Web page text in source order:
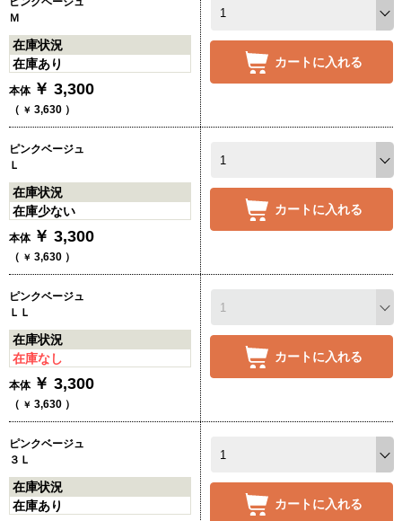
Ｍ
在庫状況
在庫あり
本体 ￥ 3,300
（ ￥ 3,630 ）
カートに入れる
ピンクベージュ
Ｌ
在庫状況
在庫少ない
本体 ￥ 3,300
（ ￥ 3,630 ）
カートに入れる
ピンクベージュ
ＬＬ
在庫状況
在庫なし
本体 ￥ 3,300
（ ￥ 3,630 ）
カートに入れる
ピンクベージュ
３Ｌ
在庫状況
在庫あり
カートに入れる